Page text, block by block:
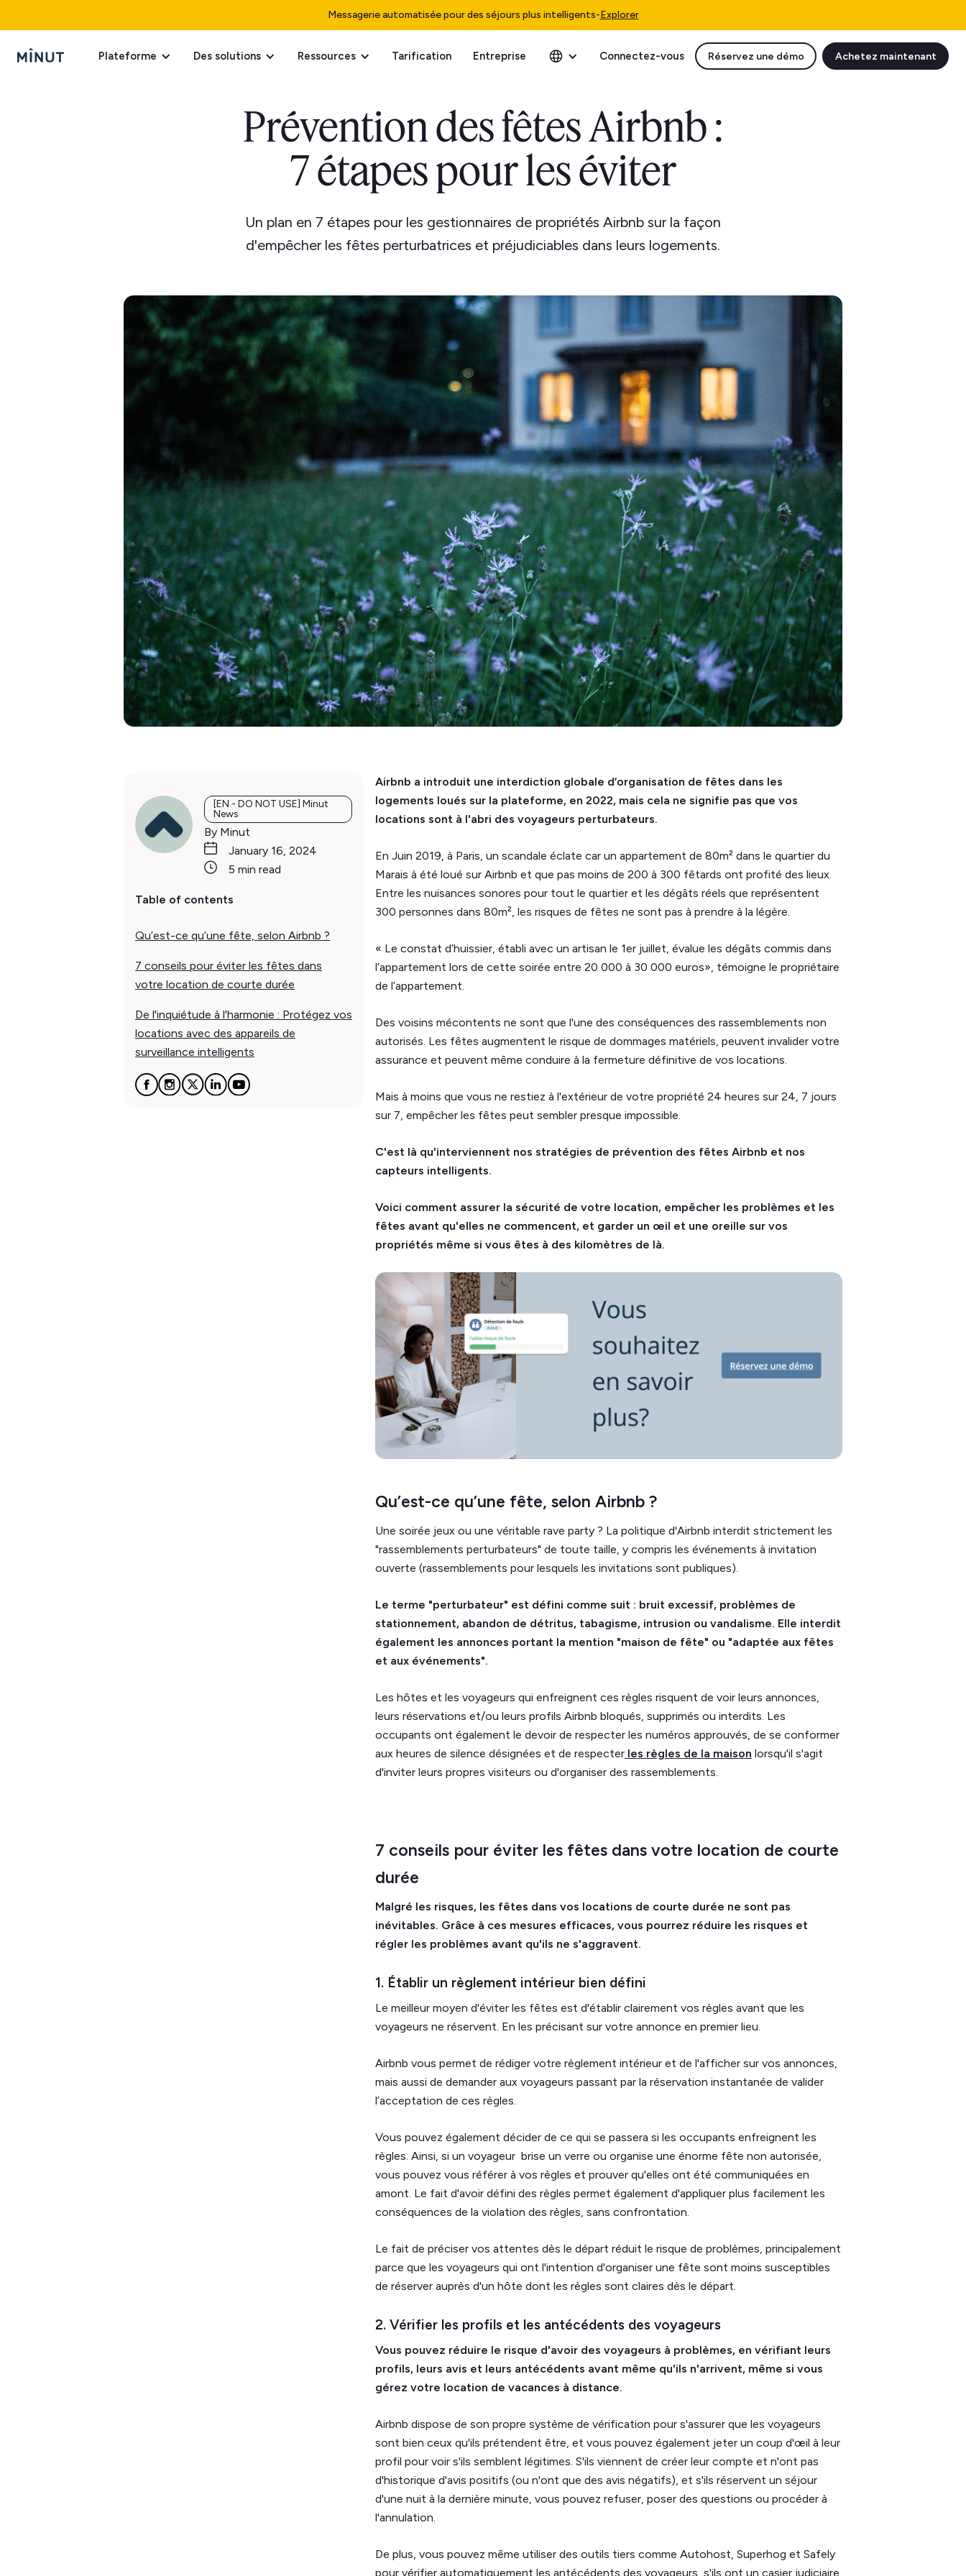
Messagerie automatisée pour des séjours plus intelligents-Explorer
Plateforme Des solutions Ressources Tarification Entreprise Connectez-vous Réservez une démo Achetez maintenant
Prévention des fêtes Airbnb :
7 étapes pour les éviter
Un plan en 7 étapes pour les gestionnaires de propriétés Airbnb sur la façon
d'empêcher les fêtes perturbatrices et préjudiciables dans leurs logements.
[EN - DO NOT USE] Minut
News
By Minut
January 16, 2024
5 min read
Table of contents
Qu’est-ce qu’une fête, selon Airbnb ?
7 conseils pour éviter les fêtes dans
votre location de courte durée
De l'inquiétude à l'harmonie : Protégez vos
locations avec des appareils de
surveillance intelligents
Airbnb a introduit une interdiction globale d’organisation de fêtes dans les
logements loués sur la plateforme, en 2022, mais cela ne signifie pas que vos
locations sont à l'abri des voyageurs perturbateurs.
En Juin 2019, à Paris, un scandale éclate car un appartement de 80m² dans le quartier du
Marais à été loué sur Airbnb et que pas moins de 200 à 300 fêtards ont profité des lieux.
Entre les nuisances sonores pour tout le quartier et les dégâts réels que représentent
300 personnes dans 80m², les risques de fêtes ne sont pas à prendre à la légère.
« Le constat d’huissier, établi avec un artisan le 1er juillet, évalue les dégâts commis dans
l’appartement lors de cette soirée entre 20 000 à 30 000 euros», témoigne le propriétaire
de l’appartement.
Des voisins mécontents ne sont que l'une des conséquences des rassemblements non
autorisés. Les fêtes augmentent le risque de dommages matériels, peuvent invalider votre
assurance et peuvent même conduire à la fermeture définitive de vos locations.
Mais à moins que vous ne restiez à l'extérieur de votre propriété 24 heures sur 24, 7 jours
sur 7, empêcher les fêtes peut sembler presque impossible.
C'est là qu'interviennent nos stratégies de prévention des fêtes Airbnb et nos
capteurs intelligents.
Voici comment assurer la sécurité de votre location, empêcher les problèmes et les
fêtes avant qu'elles ne commencent, et garder un œil et une oreille sur vos
propriétés même si vous êtes à des kilomètres de là.
Qu’est-ce qu’une fête, selon Airbnb ?
Une soirée jeux ou une véritable rave party ? La politique d'Airbnb interdit strictement les
"rassemblements perturbateurs" de toute taille, y compris les événements à invitation
ouverte (rassemblements pour lesquels les invitations sont publiques).
Le terme "perturbateur" est défini comme suit : bruit excessif, problèmes de
stationnement, abandon de détritus, tabagisme, intrusion ou vandalisme. Elle interdit
également les annonces portant la mention "maison de fête" ou "adaptée aux fêtes
et aux événements".
Les hôtes et les voyageurs qui enfreignent ces règles risquent de voir leurs annonces,
leurs réservations et/ou leurs profils Airbnb bloqués, supprimés ou interdits. Les
occupants ont également le devoir de respecter les numéros approuvés, de se conformer
aux heures de silence désignées et de respecter les règles de la maison lorsqu'il s'agit
d'inviter leurs propres visiteurs ou d'organiser des rassemblements.
7 conseils pour éviter les fêtes dans votre location de courte
durée
Malgré les risques, les fêtes dans vos locations de courte durée ne sont pas
inévitables. Grâce à ces mesures efficaces, vous pourrez réduire les risques et
régler les problèmes avant qu'ils ne s'aggravent.
1. Établir un règlement intérieur bien défini
Le meilleur moyen d'éviter les fêtes est d'établir clairement vos règles avant que les
voyageurs ne réservent. En les précisant sur votre annonce en premier lieu.
Airbnb vous permet de rédiger votre règlement intérieur et de l'afficher sur vos annonces,
mais aussi de demander aux voyageurs passant par la réservation instantanée de valider
l’acceptation de ces règles.
Vous pouvez également décider de ce qui se passera si les occupants enfreignent les
règles. Ainsi, si un voyageur brise un verre ou organise une énorme fête non autorisée,
vous pouvez vous référer à vos règles et prouver qu'elles ont été communiquées en
amont. Le fait d'avoir défini des règles permet également d'appliquer plus facilement les
conséquences de la violation des règles, sans confrontation.
Le fait de préciser vos attentes dès le départ réduit le risque de problèmes, principalement
parce que les voyageurs qui ont l'intention d'organiser une fête sont moins susceptibles
de réserver auprès d'un hôte dont les règles sont claires dès le départ.
2. Vérifier les profils et les antécédents des voyageurs
Vous pouvez réduire le risque d'avoir des voyageurs à problèmes, en vérifiant leurs
profils, leurs avis et leurs antécédents avant même qu'ils n'arrivent, même si vous
gérez votre location de vacances à distance.
Airbnb dispose de son propre système de vérification pour s'assurer que les voyageurs
sont bien ceux qu'ils prétendent être, et vous pouvez également jeter un coup d'œil à leur
profil pour voir s'ils semblent légitimes. S'ils viennent de créer leur compte et n'ont pas
d'historique d'avis positifs (ou n'ont que des avis négatifs), et s'ils réservent un séjour
d'une nuit à la dernière minute, vous pouvez refuser, poser des questions ou procéder à
l'annulation.
De plus, vous pouvez même utiliser des outils tiers comme Autohost, Superhog et Safely
pour vérifier automatiquement les antécédents des voyageurs, s'ils ont un casier judiciaire